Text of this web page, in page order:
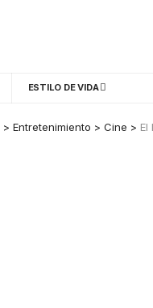
ESTILO DE VIDA
> Entretenimiento > Cine > El